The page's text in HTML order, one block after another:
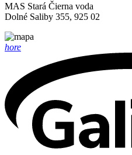
MAS Stará Čierna voda
Dolné Saliby 355, 925 02
hore